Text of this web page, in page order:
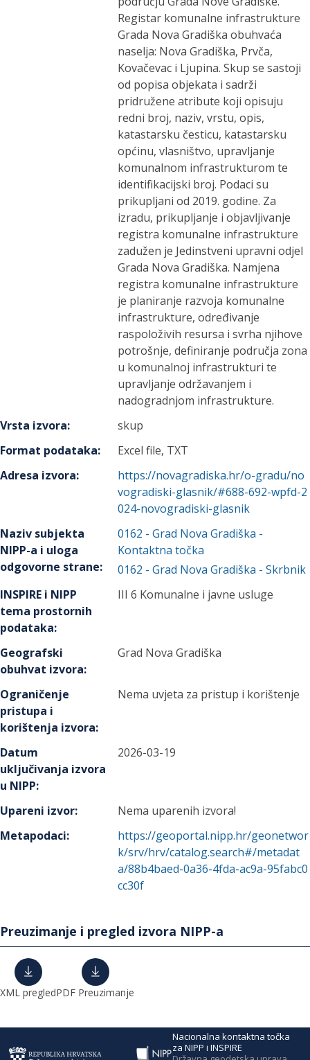
Registar komunalne infrastrukture
Grada Nova Gradiška obuhvaća
naselja: Nova Gradiška, Prvča,
Kovačevac i Ljupina. Skup se sastoji
od popisa objekata i sadrži
pridružene atribute koji opisuju
redni broj, naziv, vrstu, opis,
katastarsku česticu, katastarsku
općinu, vlasništvo, upravljanje
komunalnom infrastrukturom te
identifikacijski broj. Podaci su
prikupljani od 2019. godine. Za
izradu, prikupljanje i objavljivanje
registra komunalne infrastrukture
zadužen je Jedinstveni upravni odjel
Grada Nova Gradiška. Namjena
registra komunalne infrastrukture
je planiranje razvoja komunalne
infrastrukture, određivanje
raspoloživih resursa i svrha njihove
potrošnje, definiranje područja zona
u komunalnoj infrastrukturi te
upravljanje održavanjem i
nadogradnjom infrastrukture.
Vrsta izvora:
skup
Format podataka:
Excel file, TXT
Adresa izvora:
https://novagradiska.hr/o-gradu/no
vogradiski-glasnik/#688-692-wpfd-2
024-novogradiski-glasnik
Naziv subjekta
NIPP-a i uloga
odgovorne strane:
0162 -Grad Nova Gradiška -
Kontaktna točka
0162 -Grad Nova Gradiška - Skrbnik
INSPIRE i NIPP
tema prostornih
podataka:
III 6 Komunalne i javne usluge
Geografski
obuhvat izvora:
Grad Nova Gradiška
Ograničenje
pristupa i
korištenja izvora:
Nema uvjeta za pristup i korištenje
Datum
uključivanja izvora
u NIPP:
2026-03-19
Upareni izvor:
Nema uparenih izvora!
Metapodaci:
https://geoportal.nipp.hr/geonetwor
k/srv/hrv/catalog.search#/metadat
a/88b4baed-0a36-4fda-ac9a-95fabc0
cc30f
Preuzimanje i pregled izvora NIPP-a
XML pregledPDF Preuzimanje
Nacionalna kontaktna točka
za NIPP i INSPIRE